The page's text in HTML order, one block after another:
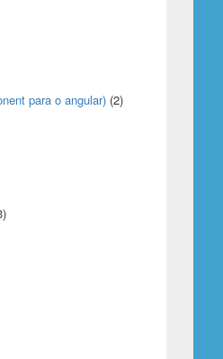
de parâmetros por
para o angular) (2)